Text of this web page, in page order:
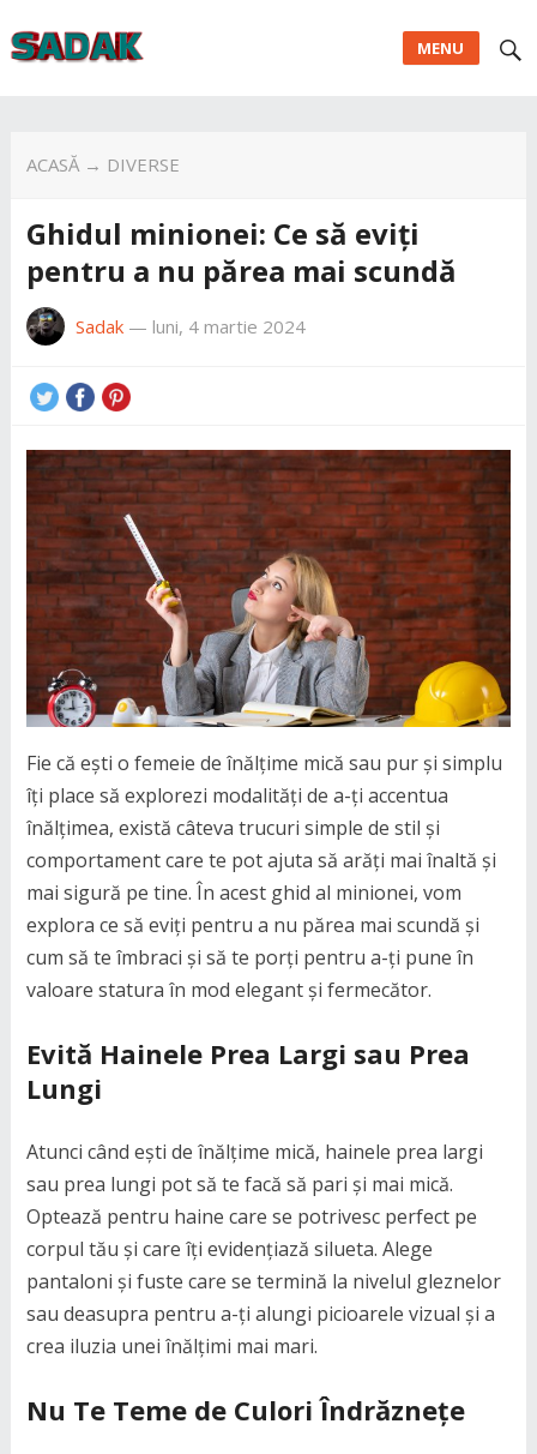
MENU
ACASĂ→ DIVERSE
Ghidul minionei: Ce să eviți
pentru a nu părea mai scundă
Sadak— luni, 4 martie 2024
Fie că ești o femeie de înălțime mică sau pur și simplu
îți place să explorezi modalități de a-ți accentua
înălțimea, există câteva trucuri simple de stil și
comportament care te pot ajuta să arăți mai înaltă și
mai sigură pe tine. În acest ghid al minionei, vom
explora ce să eviți pentru a nu părea mai scundă și
cum să te îmbraci și să te porți pentru a-ți pune în
valoare statura în mod elegant și fermecător.
Evită Hainele Prea Largi sau Prea
Lungi
Atunci când ești de înălțime mică, hainele prea largi
sau prea lungi pot să te facă să pari și mai mică.
Optează pentru haine care se potrivesc perfect pe
corpul tău și care îți evidențiază silueta. Alege
pantaloni și fuste care se termină la nivelul gleznelor
sau deasupra pentru a-ți alungi picioarele vizual și a
crea iluzia unei înălțimi mai mari.
Nu Te Teme de Culori Îndrăznețe